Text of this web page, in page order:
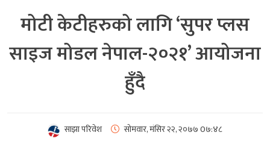
मोटी केटीहरुको लागि ‘सुपर प्लस
साइज मोडल नेपाल-२०२१’ आयोजना
हुँदै
साझा परिवेश सोमवार, मंसिर २२, २०७७0७:४८